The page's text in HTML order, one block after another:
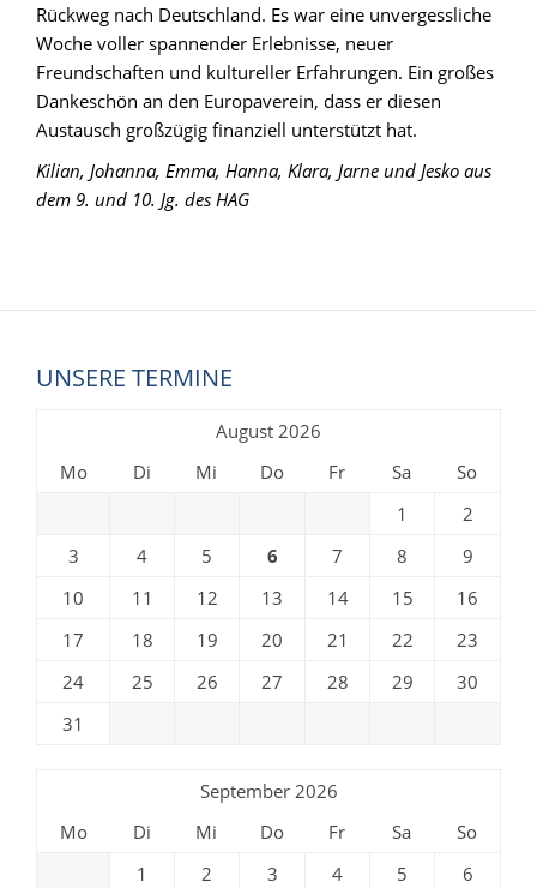
Rückweg nach Deutschland. Es war eine unvergessliche
Woche voller spannender Erlebnisse, neuer
Freundschaften und kultureller Erfahrungen. Ein großes
Dankeschön an den Europaverein, dass er diesen
Austausch großzügig finanziell unterstützt hat.
Kilian, Johanna, Emma, Hanna, Klara, Jarne und Jesko aus
dem 9. und 10. Jg. des HAG
Du möchtest auch Deinen
bekommen?
Dieser Austausch der Jugendlichen, der Ihnen
sicher ein Leben lang in Erinnerung bleiben
Veranstaltung planst, gleich ob in einer Schule
oder in einem Verein, dann beantrag doch eine
alle Begegnungen und Austausche, bei denen
Jugendliche aus Barsinghausen mit
zusammen kommen.
UNSERE TERMINE
August 2026
Mo
Di Mi Do Fr Sa
So
1
2
3
4 5 6 7 8
9
10
11 12 13 14 15
16
17
18 19 20 21 22
23
24
25 26 27 28 29
30
31
September 2026
Mo
Di Mi Do Fr Sa
So
1
2 3 4 5
6